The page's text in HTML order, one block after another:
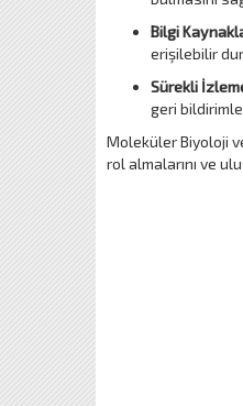
Bilgi
erişilebilir
Sürekli
geri
Moleküler Biyoloji
rol almalarını ve